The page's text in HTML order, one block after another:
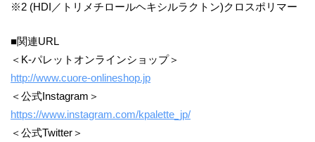
※2 (HDI／トリメチロールヘキシルラクトン)クロスポリマー
■関連URL
＜K-パレットオンラインショップ＞
http://www.cuore-onlineshop.jp
＜公式Instagram＞
https://www.instagram.com/kpalette_jp/
＜公式Twitter＞